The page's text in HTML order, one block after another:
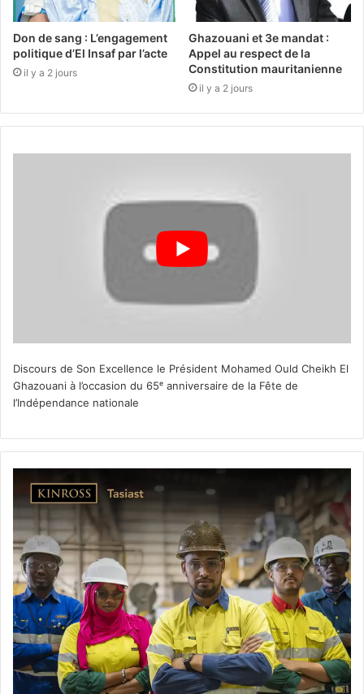
Don de sang : L’engagement
politique d’El Insaf par l’acte
il y a 2 jours
Ghazouani et 3e mandat :
Appel au respect de la
Constitution mauritanienne
il y a 2 jours
Discours de Son Excellence le Président Mohamed Ould Cheikh El
Ghazouani à l’occasion du 65ᵉ anniversaire de la Fête de
l’Indépendance nationale